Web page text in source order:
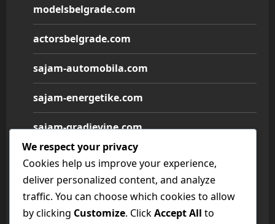
modelsbelgrade.com
actorsbelgrade.com
sajam-automobila.com
sajam-energetike.com
sajam-gradjevine.com
sajam-medicine.com
sajam-namestaja.com
sajam-poljoprivrede.com
We respect your privacy
Cookies help us improve your experience,
deliver personalized content, and analyze
traffic. You can choose which cookies to allow
by clicking Customize. ClickAccept All to